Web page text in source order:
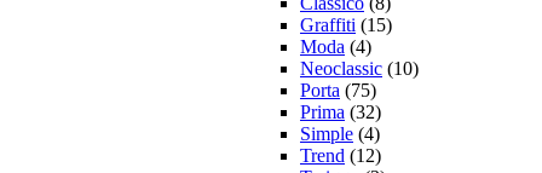
Graffiti (15)
Moda (4)
Neoclassic (10)
Porta (75)
Prima (32)
Simple (4)
Trend (12)